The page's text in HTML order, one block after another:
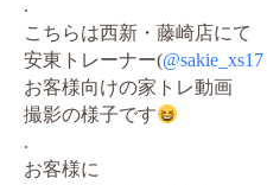
.
こちらは西新・藤崎店にて
安東トレーナー(@sakie_xs17
お客様向けの家トレ動画
撮影の様子です
.
お客様に